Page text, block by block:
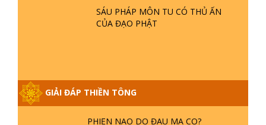
SÁU PHÁP MÔN TU CÓ THỦ ẤN
CỦA ĐẠO PHẬT
GIẢI ĐÁP THIỀN TÔNG
BƯỚC TRÊN HOA SEN ? | TTTD
GIẢI ĐÁP THIỀN TÔNG ĐẶC BIỆT
PHẦN 20 - BÁC NGUYỄN NHÂN LÀ AI?
PHIỀN NÃO DO ĐÂU MÀ CÓ?